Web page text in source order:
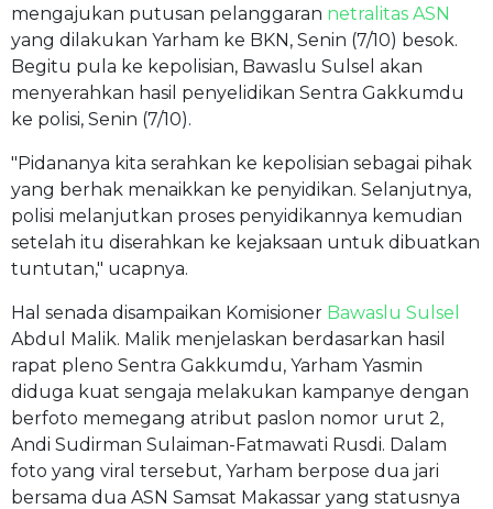
mengajukan putusan pelanggaran netralitas ASN
yang dilakukan Yarham ke BKN, Senin (7/10) besok.
Begitu pula ke kepolisian, Bawaslu Sulsel akan
menyerahkan hasil penyelidikan Sentra Gakkumdu
ke polisi, Senin (7/10).
"Pidananya kita serahkan ke kepolisian sebagai pihak
yang berhak menaikkan ke penyidikan. Selanjutnya,
polisi melanjutkan proses penyidikannya kemudian
setelah itu diserahkan ke kejaksaan untuk dibuatkan
tuntutan," ucapnya.
Hal senada disampaikan Komisioner Bawaslu Sulsel
Abdul Malik. Malik menjelaskan berdasarkan hasil
rapat pleno Sentra Gakkumdu, Yarham Yasmin
diduga kuat sengaja melakukan kampanye dengan
berfoto memegang atribut paslon nomor urut 2,
Andi Sudirman Sulaiman-Fatmawati Rusdi. Dalam
foto yang viral tersebut, Yarham berpose dua jari
bersama dua ASN Samsat Makassar yang statusnya